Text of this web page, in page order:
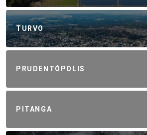
TURVO
PRUDENTÓPOLIS
PITANGA